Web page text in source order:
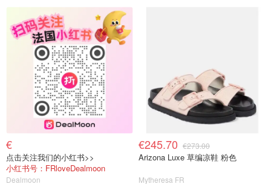
€
点击关注我们的小红书>>
小红书号：FRloveDealmoon
Dealmoon
€245.70 €273.00
Arizona Luxe 草编凉鞋 粉色
Mytheresa FR